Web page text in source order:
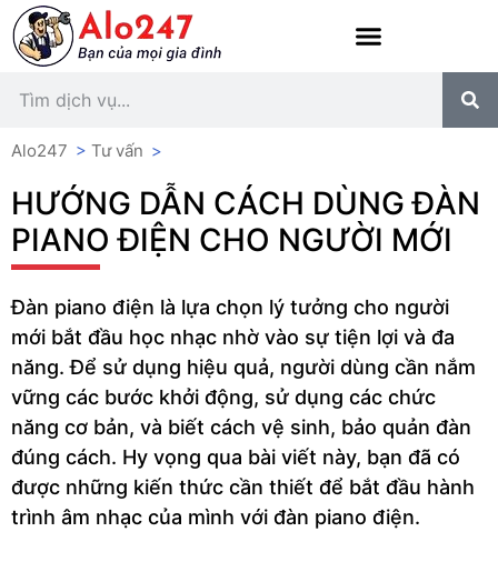
Alo247 > Tư vấn >
HƯỚNG DẪN CÁCH DÙNG ĐÀN
PIANO ĐIỆN CHO NGƯỜI MỚI
Đàn piano điện là lựa chọn lý tưởng cho người
mới bắt đầu học nhạc nhờ vào sự tiện lợi và đa
năng. Để sử dụng hiệu quả, người dùng cần nắm
vững các bước khởi động, sử dụng các chức
năng cơ bản, và biết cách vệ sinh, bảo quản đàn
đúng cách. Hy vọng qua bài viết này, bạn đã có
được những kiến thức cần thiết để bắt đầu hành
trình âm nhạc của mình với đàn piano điện.